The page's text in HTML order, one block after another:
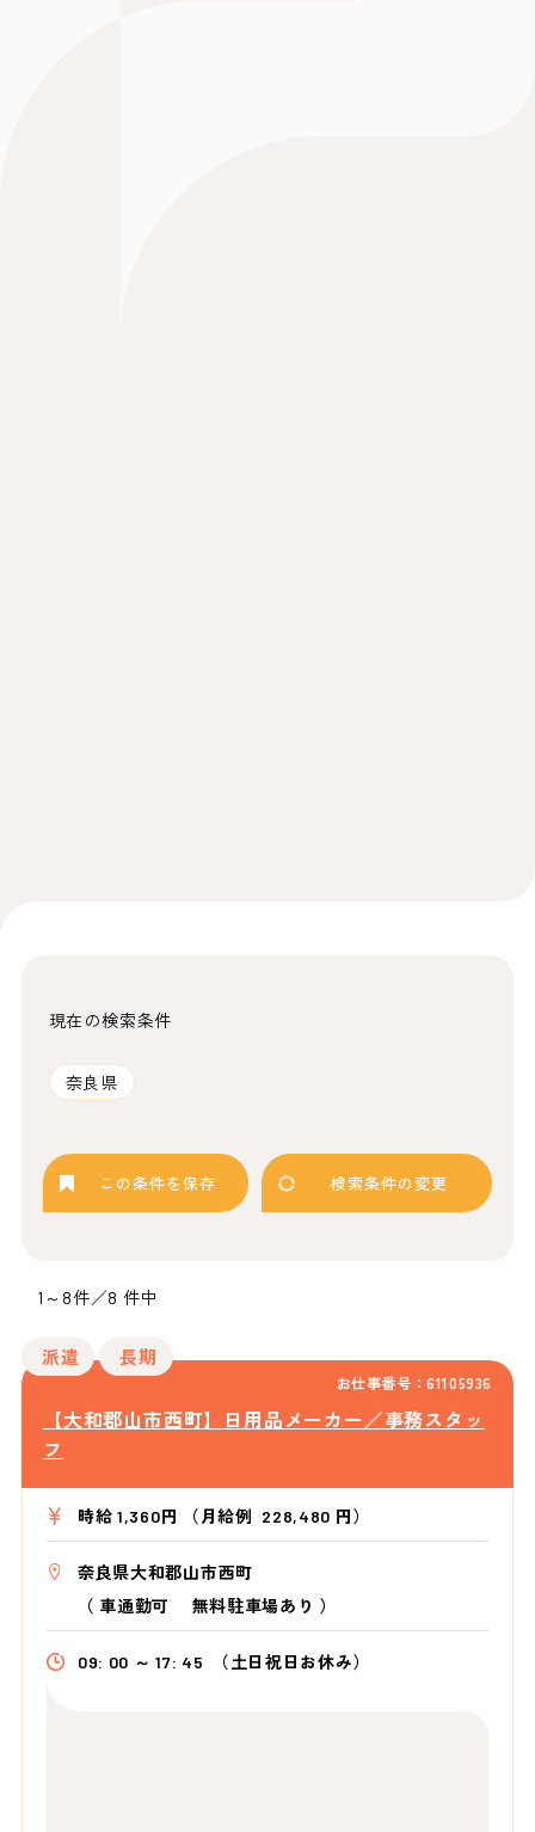
現在の検索条件
奈良県
この条件を保存 検索条件の変更
1～8件／8 件中
お仕事番号：61105936
派遣 長期
【大和郡山市西町】日用品メーカー／事務スタッ
フ
時給 1,360円 （月給例 228,480 円）
奈良県大和郡山市西町
（ 車通勤可 無料駐車場あり ）
09: 00 ～ 17: 45 （土日祝日お休み）